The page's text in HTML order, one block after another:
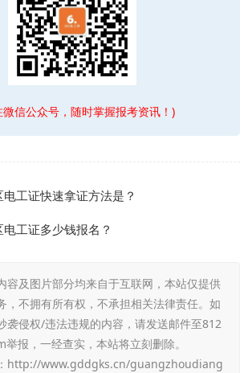
微信公众号，随时掌握报考资讯！)
工证快速拿证方法是？
工证多少钱报名？
容及图片部分均来自于互联网，本站仅提供
，不拥有所有权，不承担相关法律责任。如
袭侵权/违法违规的内容，请发送邮件至812
报，一经查实，本站将立刻删除。
http://www.gddgks.cn/guangzhoudiang